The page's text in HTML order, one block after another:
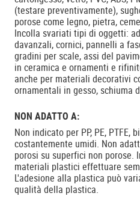
(testare preventivamente),
porose come legno, pietra,
Incolla svariati tipi di oggetti:
davanzali, cornici, pannelli a
gradini per scale, assi del
in ceramica e ornamenti e
anche per materiali decorativi
ornamentali in gesso, schiuma
NON ADATTO A:
Non indicato per PP, PE, PTFE,
costantemente umidi. Non
porosi su superfici non porose.
materiali plastici effettuare
L'adesione alla plastica può
qualità della plastica.